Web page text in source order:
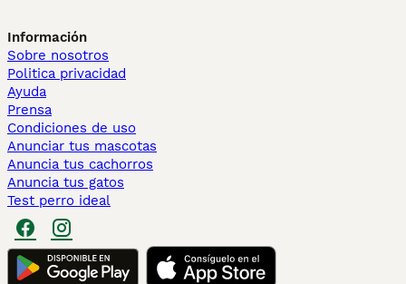
Información
Sobre nosotros
Politica privacidad
Ayuda
Prensa
Condiciones de uso
Anunciar tus mascotas
Anuncia tus cachorros
Anuncia tus gatos
Test perro ideal